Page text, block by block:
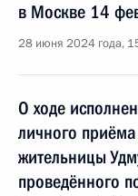
в Москве 14
28 июня 2024 года,
О ходе
личного
жительницы
проведённого